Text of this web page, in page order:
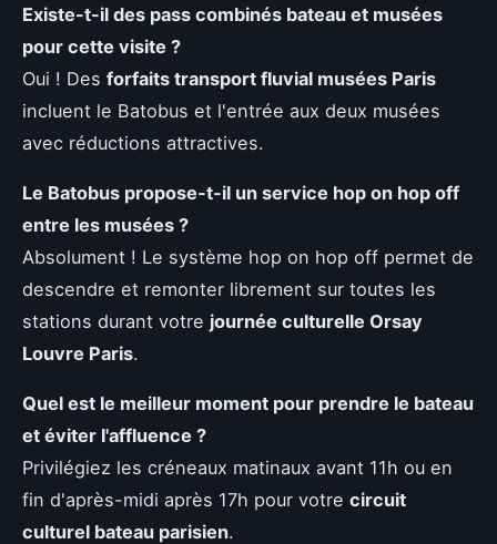
Existe-t-il des pass combinés bateau et musées
pour cette visite ?
Oui ! Des forfaits transport fluvial musées Paris
incluent le Batobus et l'entrée aux deux musées
avec réductions attractives.
Le Batobus propose-t-il un service hop on hop off
entre les musées ?
Absolument ! Le système hop on hop off permet de
descendre et remonter librement sur toutes les
stations durant votre journée culturelle Orsay
Louvre Paris.
Quel est le meilleur moment pour prendre le bateau
et éviter l'affluence ?
Privilégiez les créneaux matinaux avant 11h ou en
fin d'après-midi après 17h pour votre circuit
culturel bateau parisien.